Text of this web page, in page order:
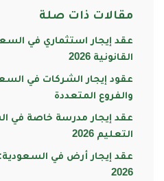
مقالات ذات صلة
عقد إيجار استثماري في
القانونية 2026
عقود إيجار الشركات في
والفروع المتعددة
عقد إيجار مدرسة خاصة في
التعليم 2026
عقد إيجار أرض في
2026